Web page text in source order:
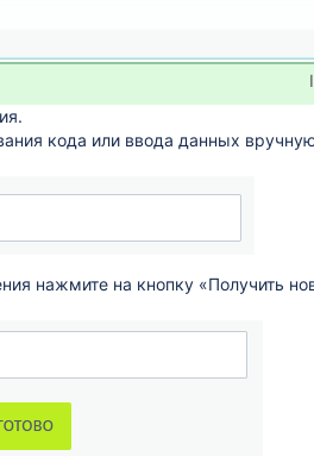
кода или ввода данных
нажмите на кнопку «Получить